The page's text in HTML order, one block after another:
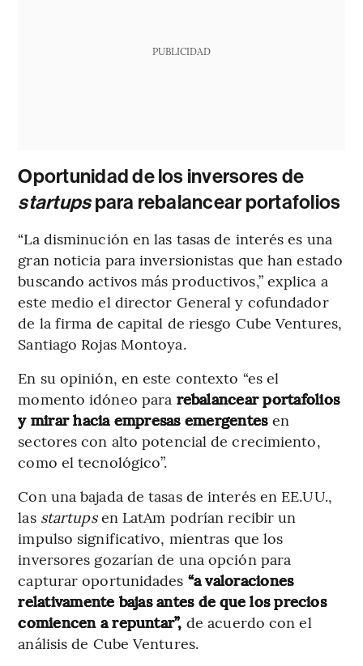
PUBLICIDAD
Oportunidad de los inversores de
startupspara rebalancear portafolios
“La disminución en las tasas de interés es una
gran noticia para inversionistas que han estado
buscando activos más productivos,” explica a
este medio el director General y cofundador
de la firma de capital de riesgo Cube Ventures,
Santiago Rojas Montoya.
En su opinión, en este contexto “es el
momento idóneo para rebalancear portafolios
y mirar hacia empresas emergentes en
sectores con alto potencial de crecimiento,
como el tecnológico”.
Con una bajada de tasas de interés en EE.UU.,
lasstartupsen LatAm podrían recibir un
impulso significativo, mientras que los
inversores gozarían de una opción para
capturar oportunidades “a valoraciones
relativamente bajas antes de que los precios
comiencen a repuntar”, de acuerdo con el
análisis de Cube Ventures.